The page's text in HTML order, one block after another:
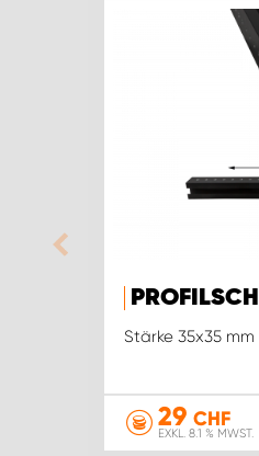
Stärke 35x35 mm
29 CHF
EXKL. 8.1 % MWST.